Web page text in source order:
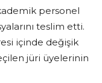
personel
teslim etti.
içinde değişik
jüri üyelerinin